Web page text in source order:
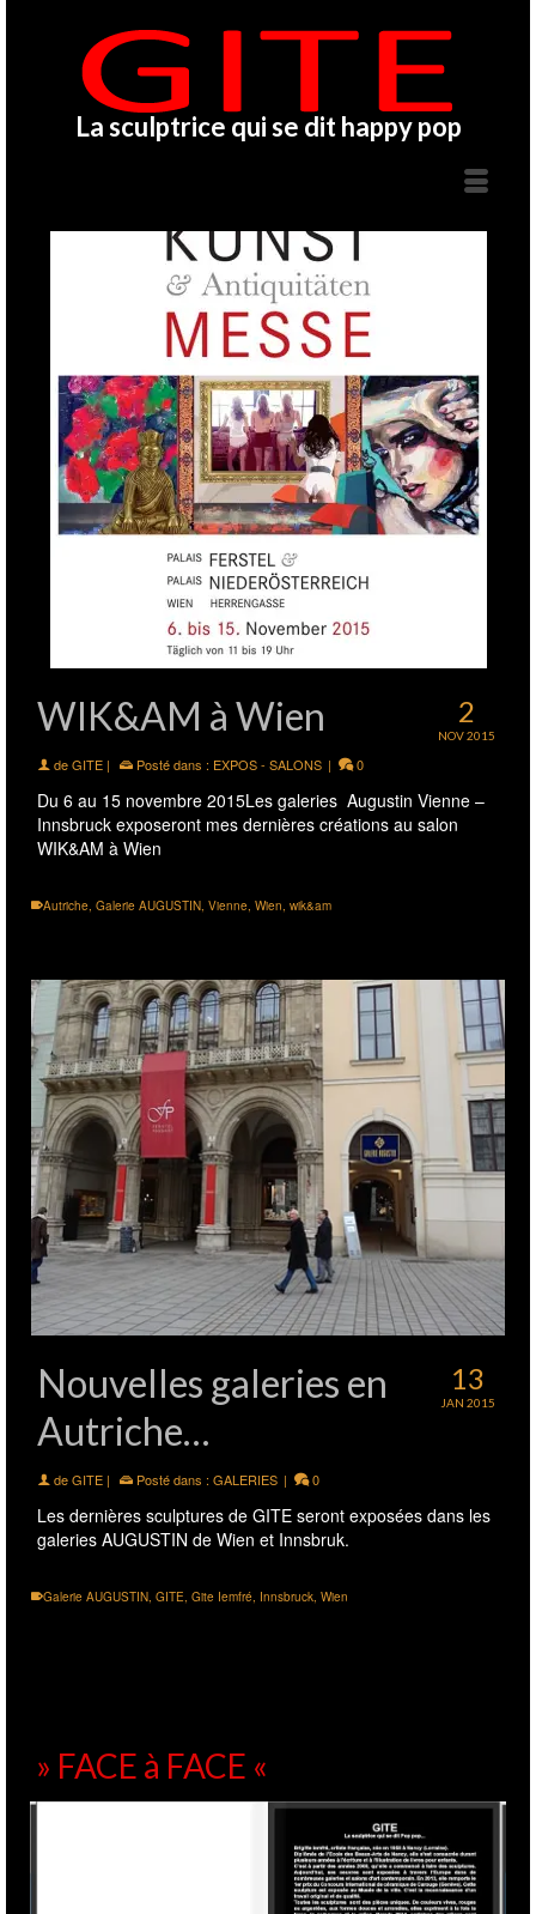
La sculptrice qui se dit happy pop
2
NOV 2015
WIK&AM à Wien
deGITE | Posté dans : EXPOS - SALONS | 0
Du 6 au 15 novembre 2015Les galeries Augustin Vienne –
Innsbruck exposeront mes dernières créations au salon
WIK&AM à Wien
Autriche, Galerie AUGUSTIN, Vienne, Wien, wik&am
13
JAN 2015
Nouvelles galeries en
Autriche…
deGITE | Posté dans : GALERIES | 0
Les dernières sculptures de GITE seront exposées dans les
galeries AUGUSTIN de Wien et Innsbruk.
Galerie AUGUSTIN, GITE, Gite Iemfré, Innsbruck, Wien
» FACE à FACE «